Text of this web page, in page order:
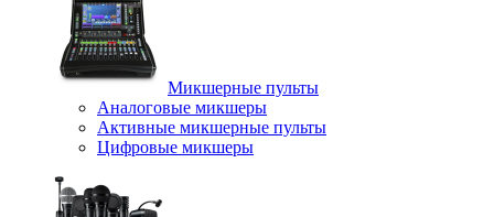
Микшерные пульты
Аналоговые микшеры
Активные микшерные пульты
Цифровые микшеры